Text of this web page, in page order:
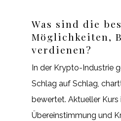
Was sind die
Möglichkeiten,
verdienen?
In der Krypto-Industrie
Schlag auf Schlag,
bewertet. Aktueller Kurs
Übereinstimmung und